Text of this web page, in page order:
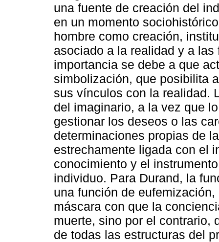
una fuente de creación del
en un momento
hombre como creación,
asociado a la realidad y a
importancia se debe a que
simbolización, que posibilita
sus vínculos con la realidad.
del imaginario, a la vez que
gestionar los deseos o las
determinaciones propias de
estrechamente ligada con el
conocimiento y el
individuo. Para Durand, la
una función de
máscara con que la
muerte, sino por el contrario,
de todas las estructuras del